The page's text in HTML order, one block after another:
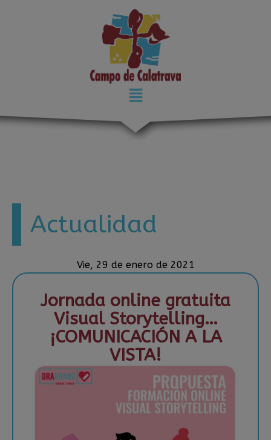
Actualidad
Vie, 29 de enero de 2021
Jornada online gratuita
Visual Storytelling…
¡COMUNICACIÓN A LA
VISTA!